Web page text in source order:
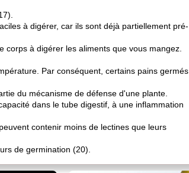
à digérer, car ils sont déjà partiellement pré-
à digérer les aliments que vous mangez.
Par conséquent, certains pains germés
du mécanisme de défense d'une plante.
dans le tube digestif, à une inflammation
contenir moins de lectines que leurs
de germination (20).